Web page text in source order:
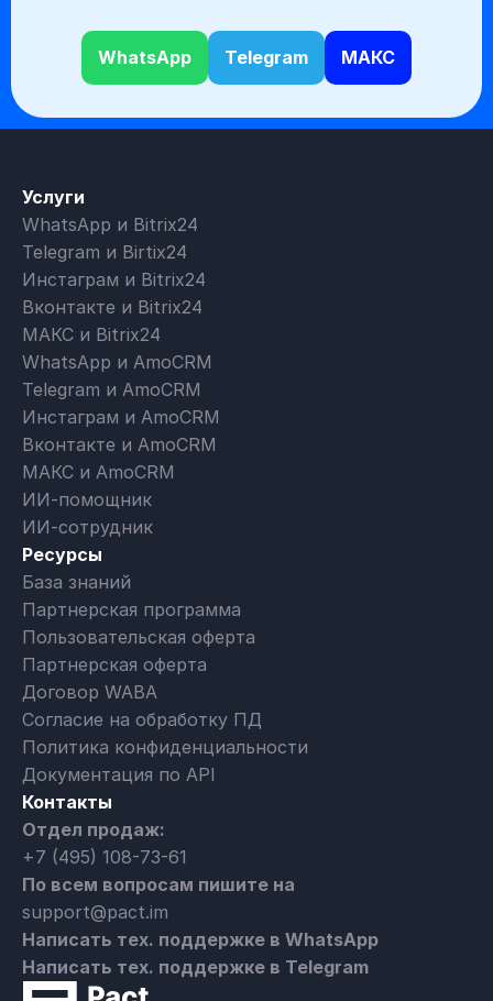
WhatsApp Telegram МАКС
Услуги
WhatsApp и Bitrix24
Telegram и Birtix24
Инстаграм и Bitrix24
Вконтакте и Bitrix24
МАКС и Bitrix24
WhatsApp и AmoCRM
Telegram и AmoCRM
Инстаграм и AmoCRM
Вконтакте и AmoCRM
МАКС и AmoCRM
ИИ-помощник
ИИ-сотрудник
Ресурсы
База знаний
Партнерская программа
Пользовательская оферта
Партнерская оферта
Договор WABA
Согласие на обработку ПД
Политика конфиденциальности
Документация по API
Контакты
Отдел продаж:
+7 (495) 108-73-61
По всем вопросам пишите на
support@pact.im
Написать тех. поддержке в WhatsApp
Написать тех. поддержке в Telegram